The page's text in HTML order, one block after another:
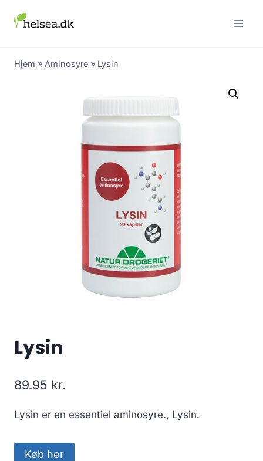
Hjem » Aminosyre » Lysin
Lysin
89.95 kr.
Lysin er en essentiel aminosyre., Lysin.
Køb her